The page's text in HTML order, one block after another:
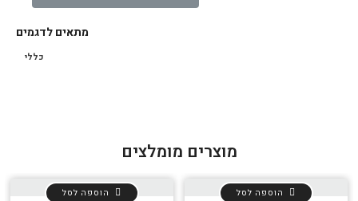
מתאים לדגמים
כללי
מוצרים מומלצים
הוספה לסל הוספה לסל